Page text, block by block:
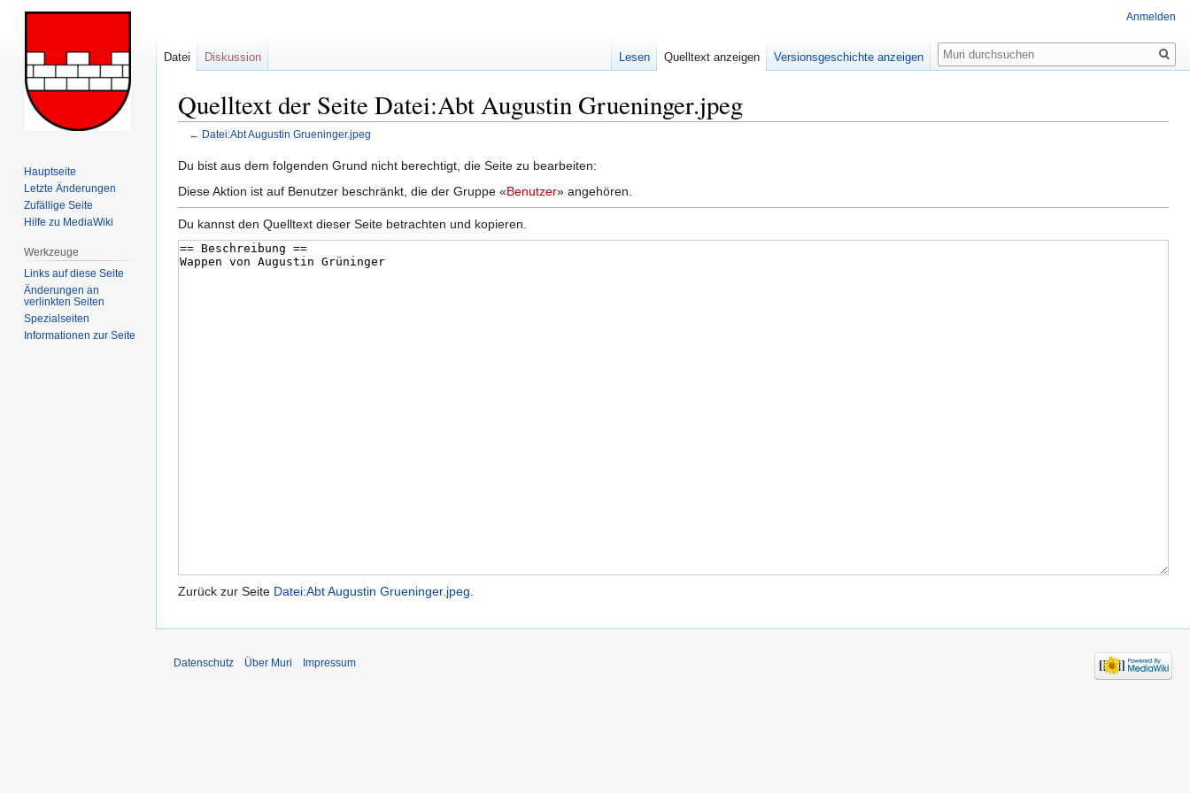
Quelltext der Seite Datei:Abt Augustin Grueninger.jpeg
← Datei:Abt Augustin Grueninger.jpeg
Zur
Navigation
Zur
Suche
Du bist aus dem folgenden Grund nicht berechtigt, die Seite zu bearbeiten:
Diese Aktion ist auf Benutzer beschränkt, die der Gruppe «Benutzer» angehören.
Du kannst den Quelltext dieser Seite betrachten und kopieren.
Zurück zur Seite Datei:Abt Augustin Grueninger.jpeg.
Anmelden
Datei Diskussion Lesen Quelltext anzeigen Versionsgeschichte anzeigen
Suche
Hauptseite
Letzte Änderungen
Zufällige Seite
Hilfe zu MediaWiki
Werkzeuge
Links auf diese Seite
Änderungen an
verlinkten Seiten
Spezialseiten
Informationen zur Seite
Datenschutz Über Muri Impressum